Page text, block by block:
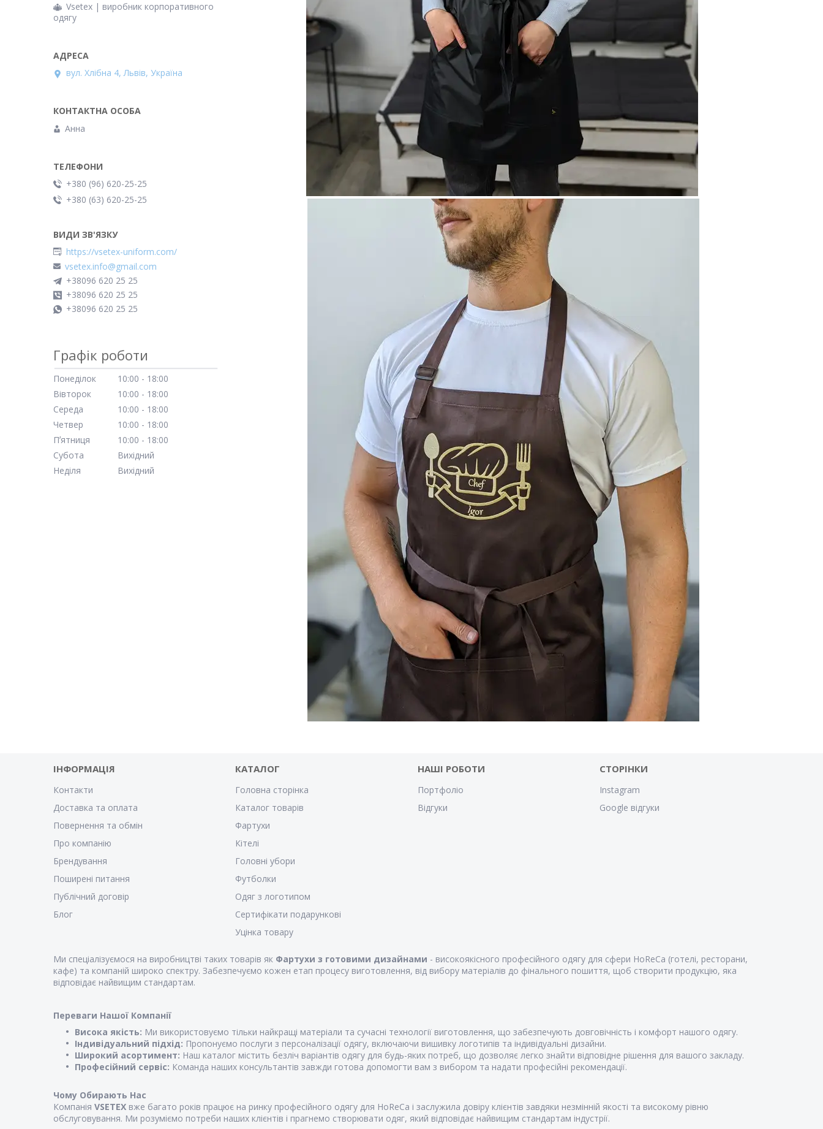
Vsetex | виробник корпоративного
одягу
вул. Хлібна 4, Львів, Україна
Анна
+380 (96) 620-25-25
+380 (63) 620-25-25
https://vsetex-uniform.com/
vsetex.info@gmail.com
+38096 620 25 25
+38096 620 25 25
+38096 620 25 25
Графік роботи
Понеділок 10:00
18:00
Вівторок
10:00
18:00
Середа
10:00
18:00
Четвер
10:00
18:00
Пʼятниця
10:00
18:00
Субота
Вихідний
Неділя
Вихідний
ІНФОРМАЦІЯ
Контакти
Доставка та оплата
Повернення та обмін
Про компанію
Брендування
Поширені питання
Публічний договір
Блог
КАТАЛОГ
Головна сторінка
Каталог товарів
Фартухи
Кітелі
Головні убори
Футболки
Одяг з логотипом
Сертифікати подарункові
Уцінка товару
НАШІ РОБОТИ
Портфоліо
Відгуки
СТОРІНКИ
Instagram
Google відгуки
Ми спеціалізуємося на виробництві таких товарів як Фартухи з готовими дизайнами - високоякісного професійного одягу для сфери HoReCa (готелі, ресторани,
кафе) та компаній широко спектру. Забезпечуємо кожен етап процесу виготовлення, від вибору матеріалів до фінального пошиття, щоб створити продукцію, яка
відповідає найвищим стандартам.
Переваги Нашої Компанії
Висока якість: Ми використовуємо тільки найкращі матеріали та сучасні технології виготовлення, що забезпечують довговічність і комфорт нашого одягу.
Індивідуальний підхід: Пропонуємо послуги з персоналізації одягу, включаючи вишивку логотипів та індивідуальні дизайни.
Широкий асортимент: Наш каталог містить безліч варіантів одягу для будь-яких потреб, що дозволяє легко знайти відповідне рішення для вашого закладу.
Професійний сервіс: Команда наших консультантів завжди готова допомогти вам з вибором та надати професійні рекомендації.
Чому Обирають Нас
Компанія VSETEX вже багато років працює на ринку професійного одягу для HoReCa і заслужила довіру клієнтів завдяки незмінній якості та високому рівню
обслуговування. Ми розуміємо потреби наших клієнтів і прагнемо створювати одяг, який відповідає найвищим стандартам індустрії.